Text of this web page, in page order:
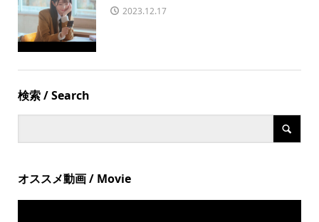
2023.12.17
検索 / Search
オススメ動画 / Movie